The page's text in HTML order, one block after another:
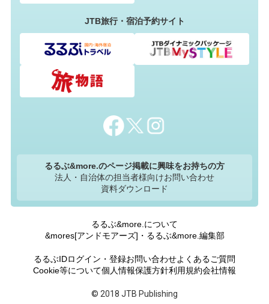
JTB旅行・宿泊予約サイト
るるぶ&more.のページ掲載に興味をお持ちの方
法人・自治体の担当者様向けお問い合わせ
資料ダウンロード
るるぶ&more.について
&mores[アンドモアーズ]・るるぶ&more.編集部
るるぶIDログイン・登録お問い合わせよくあるご質問
Cookie等について個人情報保護方針利用規約会社情報
© 2018 JTB Publishing